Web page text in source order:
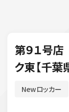
第９１号
ク東【千葉
Newロッカー